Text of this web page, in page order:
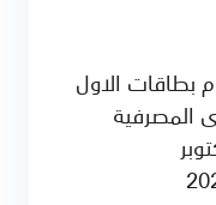
بطاقات الاول
المصرفية
من 01 أكتوبر